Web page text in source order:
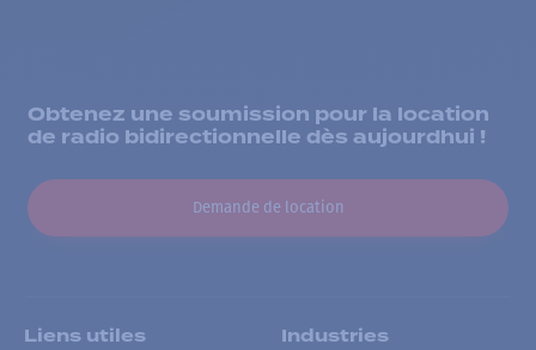
Obtenez une soumission pour la location
de radio bidirectionnelle dès aujourdhui !
Demande de location
Liens utiles Industries